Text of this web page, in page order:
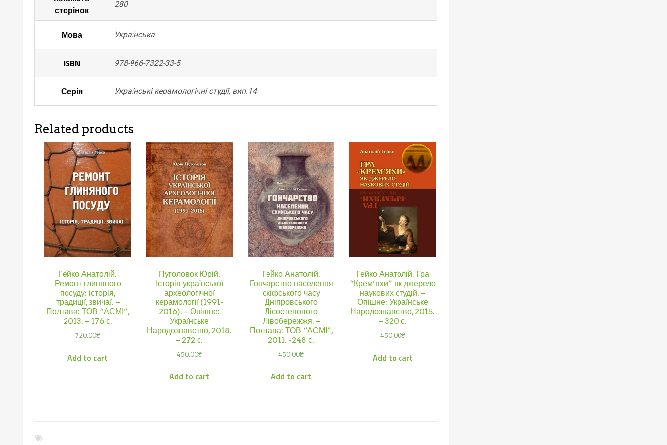
сторінок
280
Мова Українська
ISBN 978-966-7322-33-5
Серія Українські керамологічні студії, вип.14
Related products
Гейко Анатолій.
Ремонт глиняного
посуду: історія,
традиції, звичаї. –
Полтава: ТОВ “АСМІ”,
2013. – 176 с.
720.00₴
Add to cart
Пуголовок Юрій.
Історія української
археологічної
керамології (1991-
2016). – Опішне:
Українське
Народознавство, 2018.
– 272 с.
450.00₴
Add to cart
Гейко Анатолій.
Гончарство населення
скіфського часу
Дніпровського
Лісостепового
Лівобережжя. –
Полтава: ТОВ “АСМІ”,
2011. -248 с.
450.00₴
Add to cart
Гейко Анатолій. Гра
“Крем’яхи” як джерело
наукових студій. –
Опішне: Українське
Народознавство, 2015.
– 320 с.
450.00₴
Add to cart